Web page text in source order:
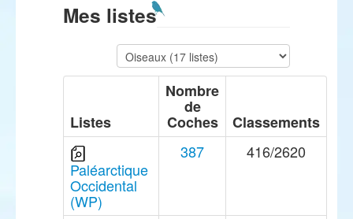
Mes listes
Listes
Nombre
de
Coches Classements
Paléarctique
Occidental
(WP)
387 416/2620